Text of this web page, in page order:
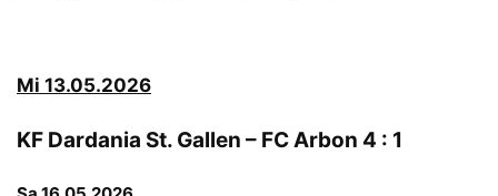
Mi 13.05.2026
KF Dardania St. Gallen – FC Arbon 4 : 1